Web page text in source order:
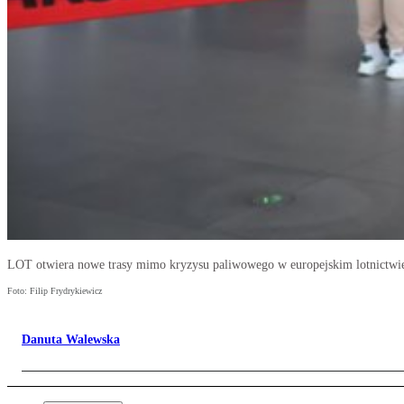
LOT otwiera nowe trasy mimo kryzysu paliwowego w europejskim
Foto: Filip Frydrykiewicz
Danuta Walewska